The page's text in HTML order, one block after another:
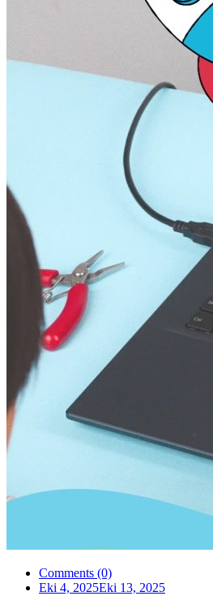
Comments (0)
Eki 4, 2025Eki 13, 2025